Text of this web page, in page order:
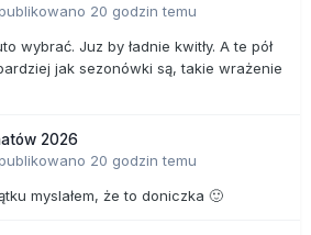
20 godzin temu
wybrać. Juz by ładnie kwitły. A te pół
jak sezonówki są, takie wrażenie
2026
20 godzin temu
myslałem, że to doniczka 🙂